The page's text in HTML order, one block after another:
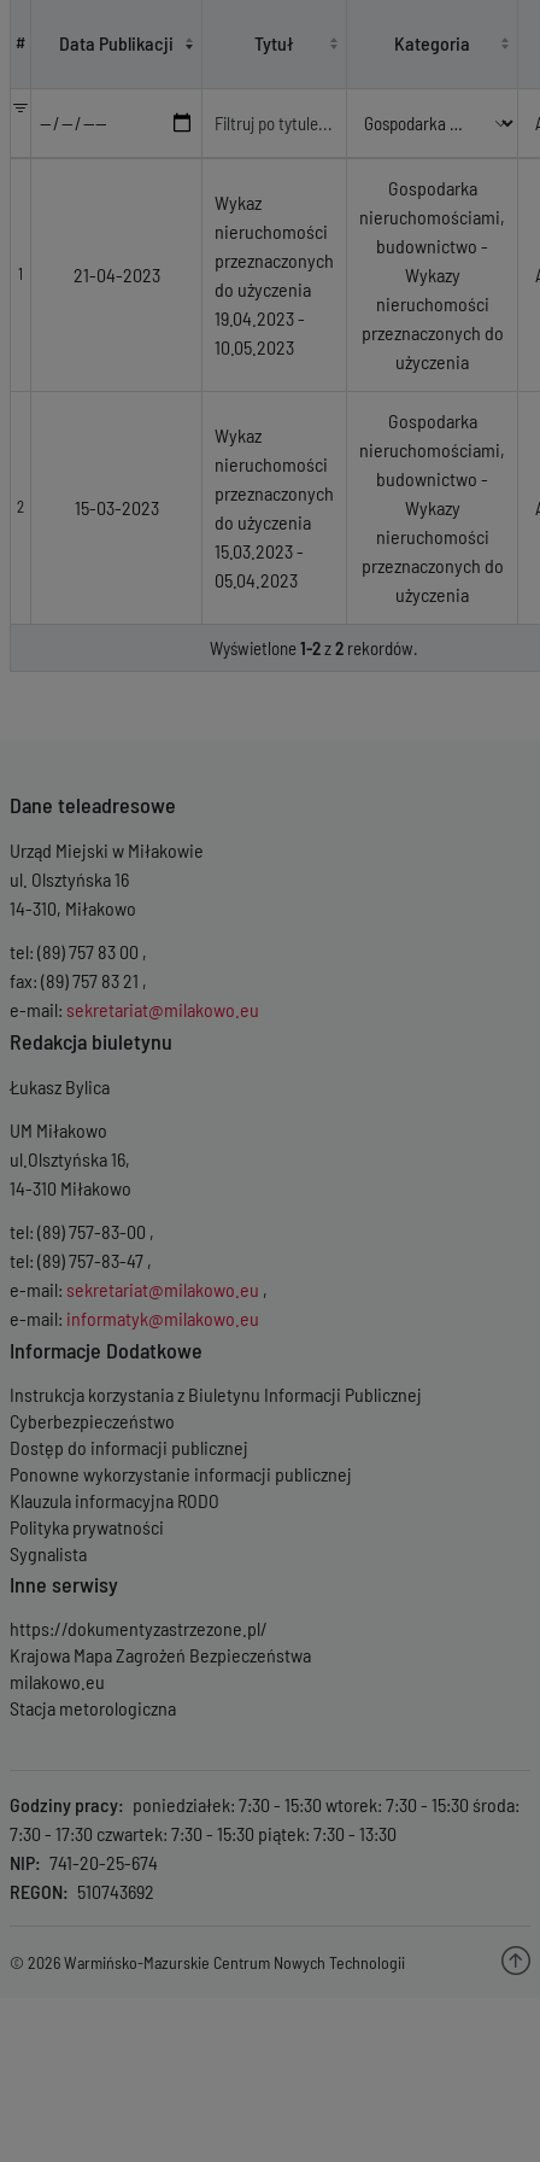
# Data Publikacji Tytuł Kategoria
1 21-04-2023
Wykaz
nieruchomości
przeznaczonych
do użyczenia
19.04.2023 -
10.05.2023
Gospodarka
nieruchomościami,
budownictwo -
Wykazy
nieruchomości
przeznaczonych do
użyczenia
2 15-03-2023
Wykaz
nieruchomości
przeznaczonych
do użyczenia
15.03.2023 -
05.04.2023
Gospodarka
nieruchomościami,
budownictwo -
Wykazy
nieruchomości
przeznaczonych do
użyczenia
Wyświetlone1-2z2rekordów.
Dane teleadresowe
Urząd Miejski w Miłakowie
ul. Olsztyńska 16
14-310, Miłakowo
tel: (89) 757 83 00 ,
fax: (89) 757 83 21 ,
e-mail: sekretariat@milakowo.eu
Redakcja biuletynu
Łukasz Bylica
UM Miłakowo
ul.Olsztyńska 16,
14-310 Miłakowo
tel: (89) 757-83-00 ,
tel: (89) 757-83-47 ,
e-mail: sekretariat@milakowo.eu ,
e-mail: informatyk@milakowo.eu
Informacje Dodatkowe
Instrukcja korzystania z Biuletynu Informacji Publicznej
Cyberbezpieczeństwo
Dostęp do informacji publicznej
Ponowne wykorzystanie informacji publicznej
Klauzula informacyjna RODO
Polityka prywatności
Sygnalista
Inne serwisy
https://dokumentyzastrzezone.pl/
Krajowa Mapa Zagrożeń Bezpieczeństwa
milakowo.eu
Stacja metorologiczna
Godziny pracy
poniedziałek: 7:30 - 15:30 wtorek: 7:30 - 15:30 środa:
7:30 - 17:30 czwartek: 7:30 - 15:30 piątek: 7:30 - 13:30
NIP
741-20-25-674
REGON
510743692
© 2026 Warmińsko-Mazurskie Centrum Nowych Technologii